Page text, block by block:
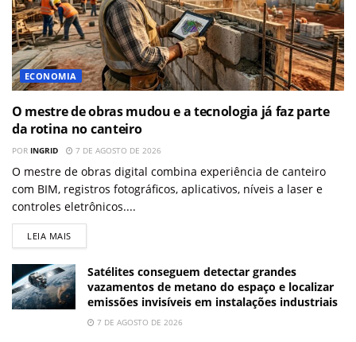
ECONOMIA
O mestre de obras mudou e a tecnologia já faz parte
da rotina no canteiro
POR INGRID 7 DE AGOSTO DE 2026
O mestre de obras digital combina experiência de canteiro
com BIM, registros fotográficos, aplicativos, níveis a laser e
controles eletrônicos....
LEIA MAIS
Satélites conseguem detectar grandes
vazamentos de metano do espaço e localizar
emissões invisíveis em instalações industriais
7 DE AGOSTO DE 2026